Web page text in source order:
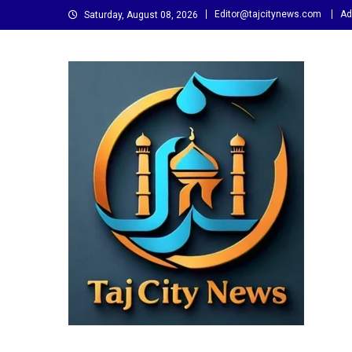
to
Saturday, August 08, 2026 Editor@tajcitynews.com